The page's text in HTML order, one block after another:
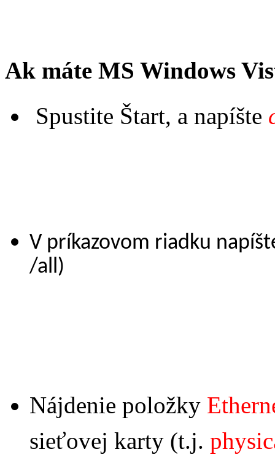
Ak máte MS Windows
Spustite Štart, a napíšte
V príkazovom riadku
/all)
Nájdenie položky
sieťovej karty (t.j.